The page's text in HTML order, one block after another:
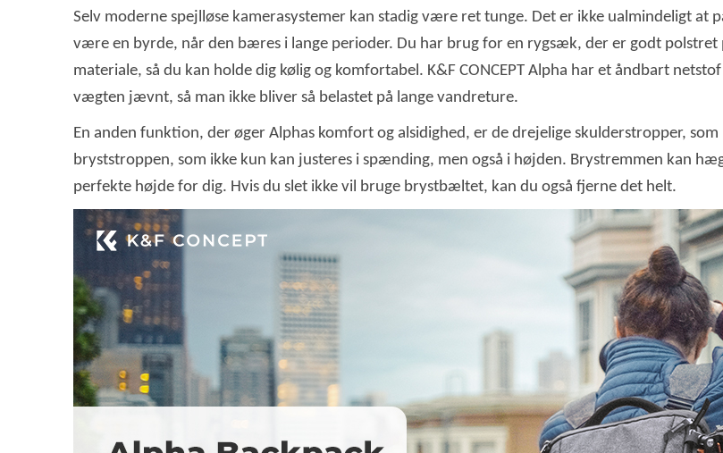
Selv moderne spejlløse kamerasystemer kan stadig være ret tunge. Det er ikke ualmindeligt at
være en byrde, når den bæres i lange perioder. Du har brug for en rygsæk, der er godt
materiale, så du kan holde dig kølig og komfortabel. K&F CONCEPT Alpha har et åndbart
vægten jævnt, så man ikke bliver så belastet på lange vandreture.
En anden funktion, der øger Alphas komfort og alsidighed, er de drejelige skulderstropper,
bryststroppen, som ikke kun kan justeres i spænding, men også i højden. Brystremmen kan
perfekte højde for dig. Hvis du slet ikke vil bruge brystbæltet, kan du også fjerne det helt.